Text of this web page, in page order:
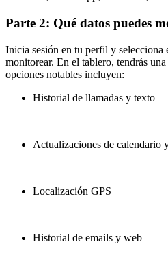
Parte 2: Qué datos puedes
Inicia sesión en tu perfil y selecciona
monitorear. En el tablero, tendrás
opciones notables incluyen:
Historial de llamadas y texto
Actualizaciones de calendario
Localización GPS
Historial de emails y web